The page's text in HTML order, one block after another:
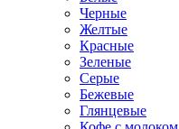
Черные
Желтые
Красные
Зеленые
Серые
Бежевые
Глянцевые